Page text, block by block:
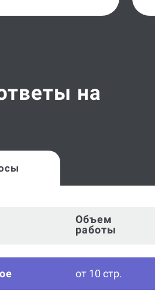
на
Объем
работы
от 10 стр.